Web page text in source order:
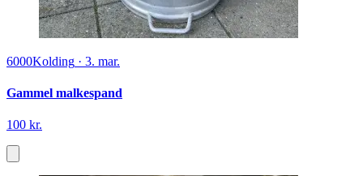
6000Kolding · 3. mar.
Gammel malkespand
100 kr.